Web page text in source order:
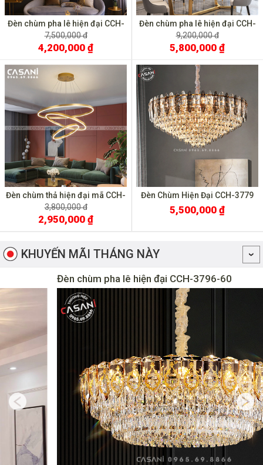
Đèn chùm pha lê hiện đại CCH-
3638-60
7,500,000 đ
4,200,000 ₫
Đèn chùm pha lê hiện đại CCH-
3638-L120
9,200,000 đ
5,800,000 ₫
Đèn chùm thả hiện đại mã CCH-
3920V
3,800,000 đ
2,950,000 ₫
Đèn Chùm Hiện Đại CCH-3779
5,500,000 ₫
KHUYẾN MÃI THÁNG NÀY
Đèn chùm pha lê hiện đại CCH-3796-60